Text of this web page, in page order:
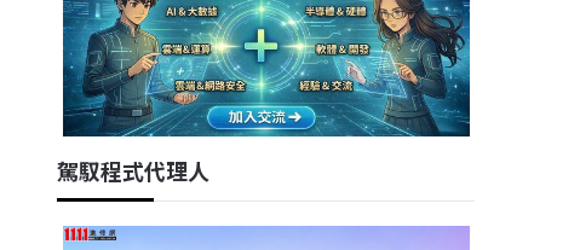
駕馭程式代理人